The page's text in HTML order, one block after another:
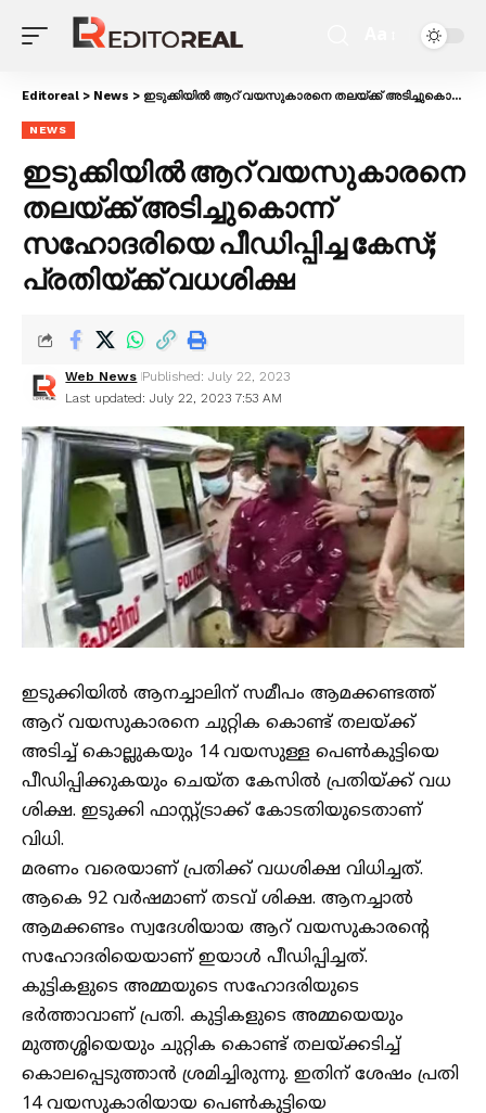
Editoreal > News > ഇടുക്കിയില്‍ ആറ് വയസുകാരനെ തലയ്ക്ക് അടിച്ചുകൊന്ന് സഹോദരിയെ പീഡിപ്പിച്ച കേസ്; പ്രതിയ്ക്ക് വധശിക്ഷ
NEWS
ഇടുക്കിയില്‍ ആറ് വയസുകാരനെ
തലയ്ക്ക് അടിച്ചുകൊന്ന്
സഹോദരിയെ പീഡിപ്പിച്ച കേസ്;
പ്രതിയ്ക്ക് വധശിക്ഷ
Last updated: July 22, 2023 7:53 AM
Web News Published: July 22, 2023
ഇടുക്കിയില്‍ ആനച്ചാലിന് സമീപം ആമക്കണ്ടത്ത്
ആറ് വയസുകാരനെ ചുറ്റിക കൊണ്ട് തലയ്ക്ക്
അടിച്ച് കൊല്ലുകയും 14 വയസുള്ള പെണ്‍കുട്ടിയെ
പീഡിപ്പിക്കുകയും ചെയ്ത കേസില്‍ പ്രതിയ്ക്ക് വധ
ശിക്ഷ. ഇടുക്കി ഫാസ്റ്റ്ട്രാക്ക് കോടതിയുടെതാണ്
വിധി.
മരണം വരെയാണ് പ്രതിക്ക് വധശിക്ഷ വിധിച്ചത്.
ആകെ 92 വര്‍ഷമാണ് തടവ് ശിക്ഷ. ആനച്ചാല്‍
ആമക്കണ്ടം സ്വദേശിയായ ആറ് വയസുകാരന്റെ
സഹോദരിയെയാണ് ഇയാള്‍ പീഡിപ്പിച്ചത്.
കുട്ടികളുടെ അമ്മയുടെ സഹോദരിയുടെ
ഭര്‍ത്താവാണ് പ്രതി. കുട്ടികളുടെ അമ്മയെയും
മുത്തശ്ശിയെയും ചുറ്റിക കൊണ്ട് തലയ്ക്കടിച്ച്
കൊലപ്പെടുത്താന്‍ ശ്രമിച്ചിരുന്നു. ഇതിന് ശേഷം പ്രതി
14 വയസുകാരിയായ പെണ്‍കുട്ടിയെ